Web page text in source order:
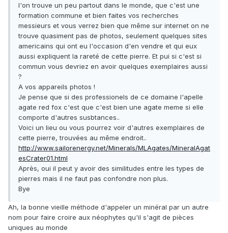
l'on trouve un peu partout dans le monde, que c'est une
formation commune et bien faites vos recherches
messieurs et vous verrez bien que même sur internet on ne
trouve quasiment pas de photos, seulement quelques sites
americains qui ont eu l'occasion d'en vendre et qui eux
aussi expliquent la rareté de cette pierre. Et pui si c'est si
commun vous devriez en avoir quelques exemplaires aussi
?
A vos appareils photos !
Je pense que si des professionels de ce domaine l'apelle
agate red fox c'est que c'est bien une agate meme si elle
comporte d'autres susbtances..
Voici un lieu ou vous pourrez voir d'autres exemplaires de
cette pierre, trouvées au même endroit..
http://www.sailorenergy.net/Minerals/MLAgates/MineralAgat
esCrater01.html
Après, oui il peut y avoir des similitudes entre les types de
pierres mais il ne faut pas confondre non plus.
Bye
Ah, la bonne vieille méthode d'appeler un minéral par un autre
nom pour faire croire aux néophytes qu'il s'agit de pièces
uniques au monde